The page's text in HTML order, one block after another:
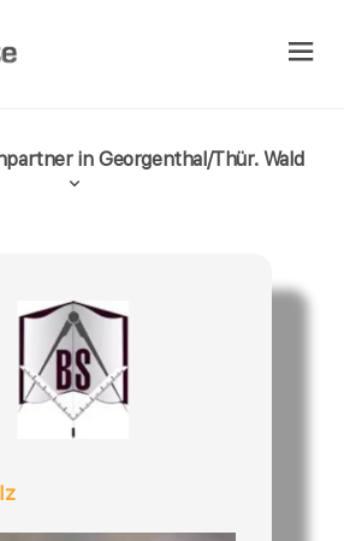
in Georgenthal/Thür. Wald